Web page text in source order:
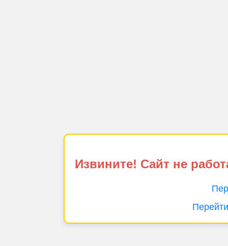
Извините! Сайт не